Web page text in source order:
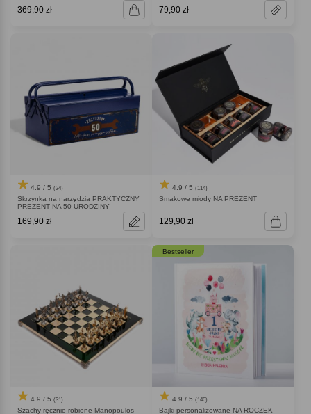
369,90 zł 79,90 zł
4.9 / 5 (24)
Skrzynka na narzędzia PRAKTYCZNY
PREZENT NA 50 URODZINY
169,90 zł
4.9 / 5 (114)
Smakowe miody NA PREZENT
129,90 zł
4.9 / 5 (31)
Szachy ręcznie robione Manopoulos -
Bestseller
4.9 / 5 (140)
Bajki personalizowane NA ROCZEK